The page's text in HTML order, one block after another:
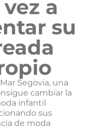
a
su
Segovia, una
cambiar la
infantil
sus
de moda